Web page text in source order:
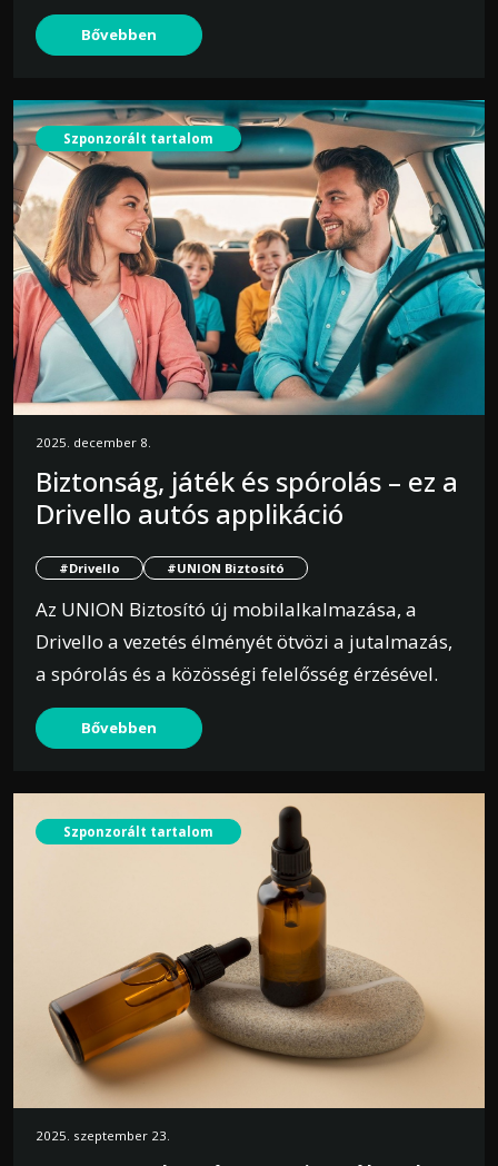
Bővebben
Szponzorált tartalom
2025. december 8.
Biztonság, játék és spórolás – ez a
Drivello autós applikáció
#Drivello #UNION Biztosító
Az UNION Biztosító új mobilalkalmazása, a
Drivello a vezetés élményét ötvözi a jutalmazás,
a spórolás és a közösségi felelősség érzésével.
Bővebben
Szponzorált tartalom
2025. szeptember 23.